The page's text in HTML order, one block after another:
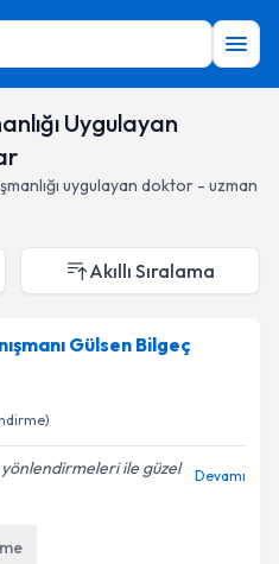
Uygulayan
uygulayan doktor - uzman
Akıllı Sıralama
Gülsen Bilgeç
ile güzel
Devamı